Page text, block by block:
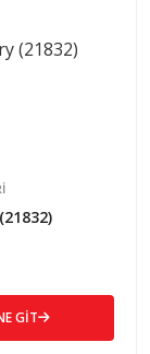
GİT